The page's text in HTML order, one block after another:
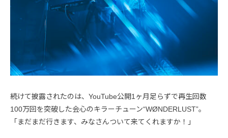
続けて披露されたのは、YouTube公開1ヶ月足らずで再生回数
100万回を突破した会心のキラーチューン“WØNDERLUST”。
「まだまだ行きます、みなさんついて来てくれますか！」